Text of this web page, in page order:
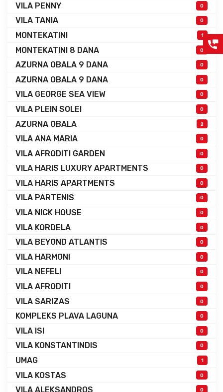
VILA PENNY 0
VILA TANIA 0
MONTEKATINI 1
MONTEKATINI 8 DANA 0
AZURNA OBALA 9 DANA 0
AZURNA OBALA 9 DANA 0
VILA GEORGE SEA VIEW 0
VILA PLEIN SOLEI 0
AZURNA OBALA 2
VILA ANA MARIA 0
VILA AFRODITI GARDEN 0
VILA HARIS LUXURY APARTMENTS 0
VILA HARIS APARTMENTS 0
VILA PARTENIS 0
VILA NICK HOUSE 0
VILA KORDELA 0
VILA BEYOND ATLANTIS 0
VILA HARMONI 0
VILA NEFELI 0
VILA AFRODITI 0
VILA SARIZAS 0
KOMPLEKS PLAVA LAGUNA 0
VILA ISI 0
VILA KONSTANTINDIS 0
UMAG 1
VILA KOSTAS 0
VILA ALEKSANDROS 0